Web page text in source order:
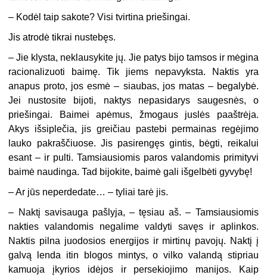
– Kodėl taip sakote? Visi tvirtina priešingai.
Jis atrodė tikrai nustebęs.
– Jie klysta, neklausykite jų. Jie patys bijo tamsos ir mėgina
racionalizuoti baimę. Tik jiems nepavyksta. Naktis yra
anapus proto, jos esmė – siaubas, jos matas – begalybė.
Jei nustosite bijoti, naktys nepasidarys saugesnės, o
priešingai. Baimei apėmus, žmogaus juslės paaštrėja.
Akys išsiplečia, jis greičiau pastebi permainas regėjimo
lauko pakraščiuose. Jis pasirengęs gintis, bėgti, reikalui
esant – ir pulti. Tamsiausiomis paros valandomis primityvi
baimė naudinga. Tad bijokite, baimė gali išgelbėti gyvybę!
– Ar jūs neperdedate… – tyliai tarė jis.
– Naktį savisauga pašlyja, – tęsiau aš. – Tamsiausiomis
nakties valandomis negalime valdyti savęs ir aplinkos.
Naktis pilna juodosios energijos ir mirtinų pavojų. Naktį į
galvą lenda itin blogos mintys, o vilko valandą stipriau
kamuoja įkyrios idėjos ir persekiojimo manijos. Kaip